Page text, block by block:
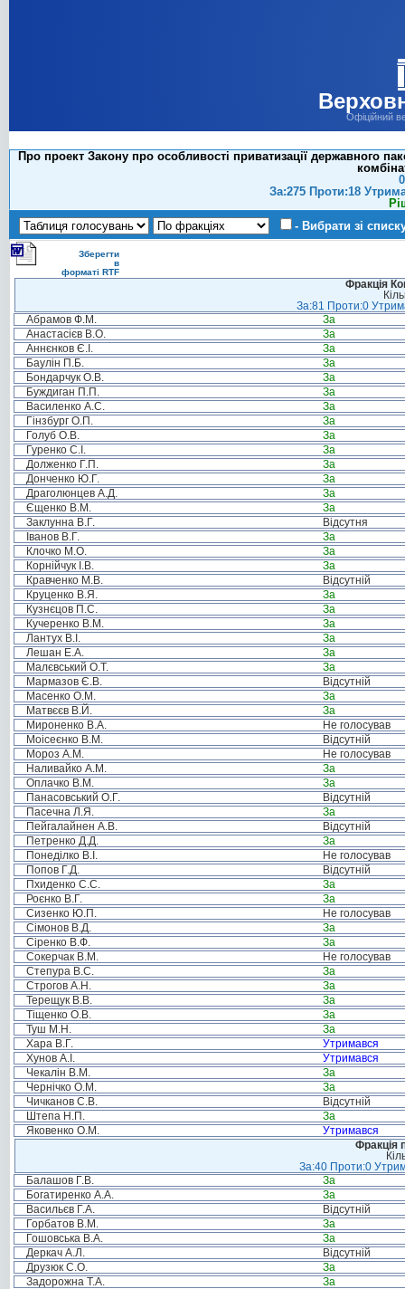
Офіційний
Про проект Закону про особливості приватизації державного
За:275 Проти:18
- Вибрати зі
Зберегти
в
форматі RTF
Фракція
За:81 Проти:0
Абрамов Ф.М.
За
Анастасієв В.О.
За
Аннєнков Є.І.
За
Баулін П.Б.
За
Бондарчук О.В.
За
Буждиган П.П.
За
Василенко А.С.
За
Гінзбург О.П.
За
Голуб О.В.
За
Гуренко С.І.
За
Долженко Г.П.
За
Донченко Ю.Г.
За
Драголюнцев А.Д.
За
Єщенко В.М.
За
Заклунна В.Г.
Відсутня
Іванов В.Г.
За
Клочко М.О.
За
Корнійчук І.В.
За
Кравченко М.В.
Відсутній
Круценко В.Я.
За
Кузнєцов П.С.
За
Кучеренко В.М.
За
Лантух В.І.
За
Лешан Е.А.
За
Малєвський О.Т.
За
Мармазов Є.В.
Відсутній
Масенко О.М.
За
Матвєєв В.Й.
За
Мироненко В.А.
Не голосував
Моісеєнко В.М.
Відсутній
Мороз А.М.
Не голосував
Наливайко А.М.
За
Оплачко В.М.
За
Панасовський О.Г.
Відсутній
Пасечна Л.Я.
За
Пейгалайнен А.В.
Відсутній
Петренко Д.Д.
За
Понеділко В.І.
Не голосував
Попов Г.Д.
Відсутній
Пхиденко С.С.
За
Роєнко В.Г.
За
Сизенко Ю.П.
Не голосував
Сімонов В.Д.
За
Сіренко В.Ф.
За
Сокерчак В.М.
Не голосував
Степура В.С.
За
Строгов А.Н.
За
Терещук В.В.
За
Тіщенко О.В.
За
Туш М.Н.
За
Хара В.Г.
Утримався
Хунов А.І.
Утримався
Чекалін В.М.
За
Чернічко О.М.
За
Чичканов С.В.
Відсутній
Штепа Н.П.
За
Яковенко О.М.
Утримався
Фракція
За:40 Проти:0
Балашов Г.В.
За
Богатиренко А.А.
За
Васильєв Г.А.
Відсутній
Горбатов В.М.
За
Гошовська В.А.
За
Деркач А.Л.
Відсутній
Друзюк С.О.
За
Задорожна Т.А.
За